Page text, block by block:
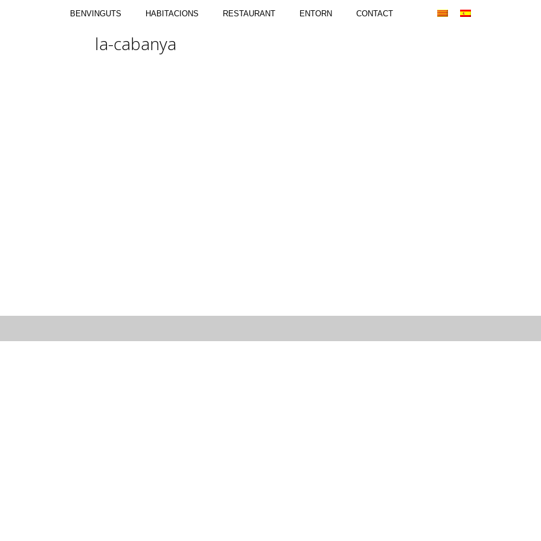
BENVINGUTS HABITACIONS RESTAURANT ENTORN CONTACT
la-cabanya